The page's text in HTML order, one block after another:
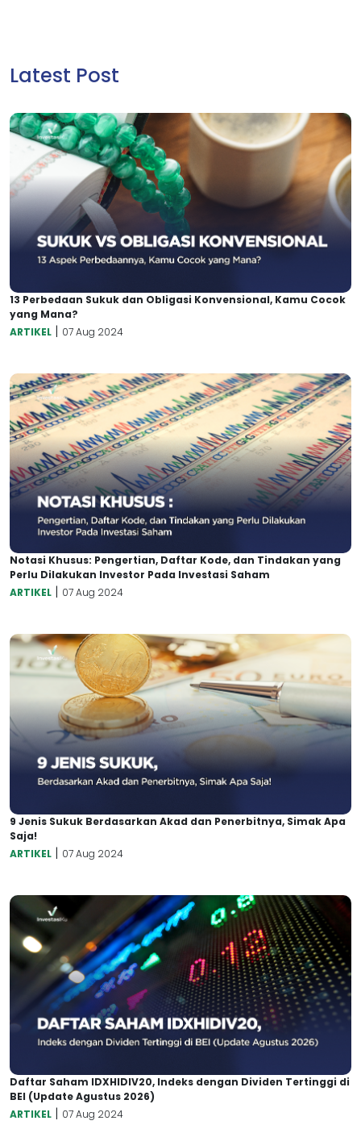
Latest Post
13 Perbedaan Sukuk dan Obligasi Konvensional, Kamu Cocok
yang Mana?
ARTIKEL | 07 Aug 2024
Notasi Khusus: Pengertian, Daftar Kode, dan Tindakan yang
Perlu Dilakukan Investor Pada Investasi Saham
ARTIKEL | 07 Aug 2024
9 Jenis Sukuk Berdasarkan Akad dan Penerbitnya, Simak Apa
Saja!
ARTIKEL | 07 Aug 2024
Daftar Saham IDXHIDIV20, Indeks dengan Dividen Tertinggi di
BEI (Update Agustus 2026)
ARTIKEL | 07 Aug 2024